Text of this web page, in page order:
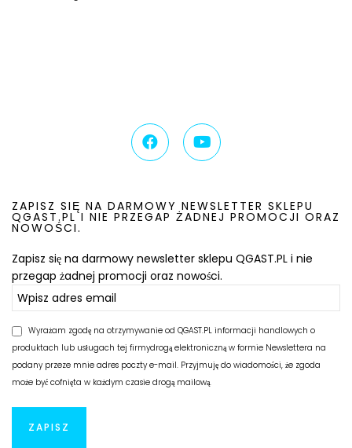
ZAPISZ SIĘ NA DARMOWY NEWSLETTER SKLEPU
QGAST.PL I NIE PRZEGAP ŻADNEJ PROMOCJI ORAZ
NOWOŚCI.
Zapisz się na darmowy newsletter sklepu QGAST.PL i nie
przegap żadnej promocji oraz nowości.
Wyrażam zgodę na otrzymywanie od QGAST.PL informacji handlowych o
produktach lub usługach tej firmydrogą elektroniczną w formie Newslettera na
podany przeze mnie adres poczty e-mail. Przyjmuję do wiadomości, że zgoda
może być cofnięta w każdym czasie drogą mailową.